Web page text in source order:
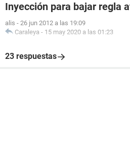
Inyección para bajar regla
alis - 26 jun 2012 a las 19:09
Caraleya - 15 may 2020 a las 01:23
23 respuestas